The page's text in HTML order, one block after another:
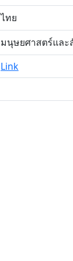
ไทย
มนุษยศาสตร์และ
Link